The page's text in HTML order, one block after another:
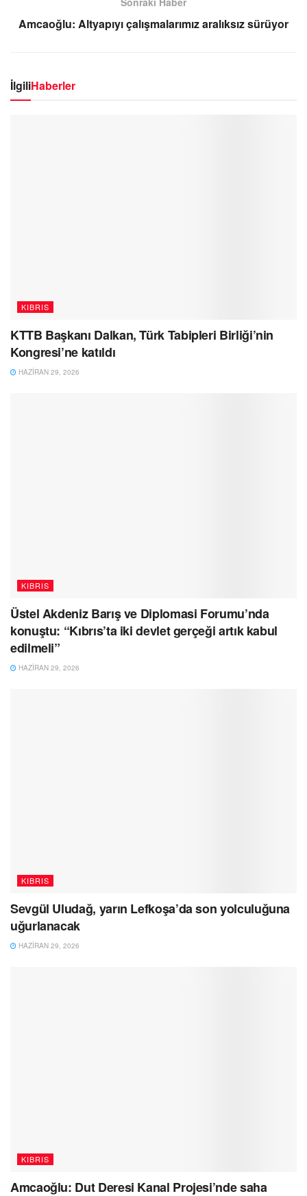
Amcaoğlu: Altyapıyı çalışmalarımız aralıksız sürüyor
İlgiliHaberler
KIBRIS
KTTB Başkanı Dalkan, Türk Tabipleri Birliği’nin
Kongresi’ne katıldı
HAZIRAN 29, 2026
KIBRIS
Üstel Akdeniz Barış ve Diplomasi Forumu’nda
konuştu: “Kıbrıs’ta iki devlet gerçeği artık kabul
edilmeli”
HAZIRAN 29, 2026
KIBRIS
Sevgül Uludağ, yarın Lefkoşa’da son yolculuğuna
uğurlanacak
HAZIRAN 29, 2026
KIBRIS
Amcaoğlu: Dut Deresi Kanal Projesi’nde saha